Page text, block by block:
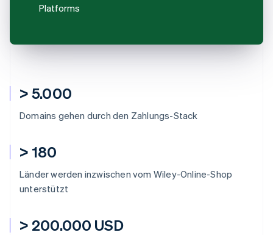
> 5.000
Domains gehen durch den Zahlungs-Stack
> 180
Länder werden inzwischen vom Wiley-Online-Shop
unterstützt
> 200.000 USD
Platforms